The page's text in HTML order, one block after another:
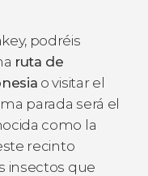
podréis
ruta de
o visitar el
parada será el
como la
recinto
insectos que